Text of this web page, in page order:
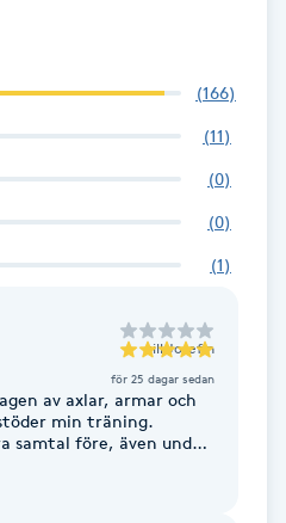
(166)
(11)
(0)
(0)
(1)
till Josefin
för 25 dagar sedan
av axlar, armar och
min träning.
samtal före, även under
givande Bloggen på